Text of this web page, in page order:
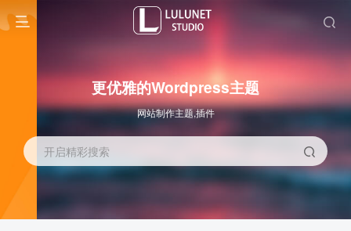
更优雅的Wordpress主题
网站制作主题,插件
开启精彩搜索